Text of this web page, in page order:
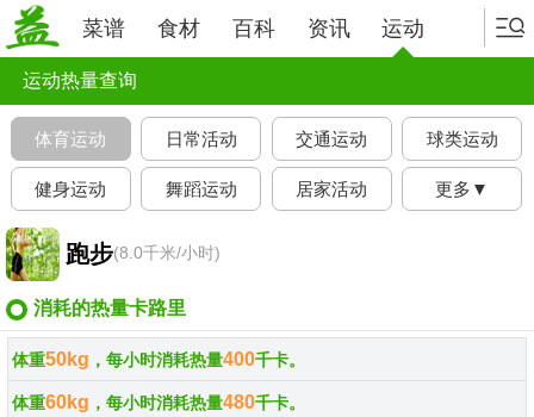
菜谱 食材 百科 资讯 运动
运动热量查询
体育运动 日常活动 交通运动 球类运动
健身运动 舞蹈运动 居家活动 更多▼
跑步(8.0千米/小时)
消耗的热量卡路里
体重50kg ，每小时消耗热量400千卡。
体重60kg ，每小时消耗热量480千卡。